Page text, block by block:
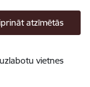
atzīmētās
vietnes